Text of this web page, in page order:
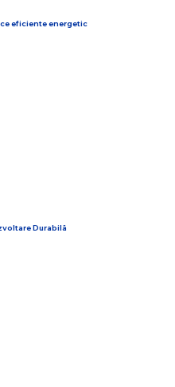
eficiente energetic
Durabilă